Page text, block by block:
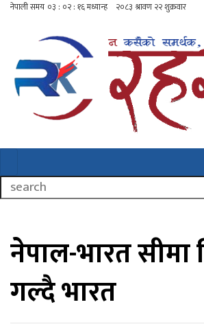
नेपाल-भारत सीमा
गल्दै भारत